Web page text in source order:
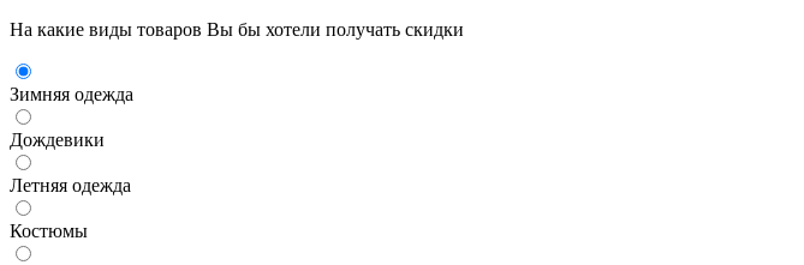
На какие виды товаров Вы бы хотели получать скидки
Зимняя одежда
Дождевики
Летняя одежда
Костюмы